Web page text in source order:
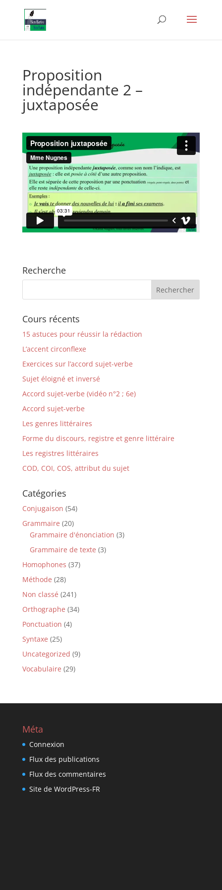
Proposition
indépendante 2 –
juxtaposée
Recherche
Cours récents
15 astuces pour réussir la rédaction
L’accent circonflexe
Exercices sur l’accord sujet-verbe
Sujet éloigné et inversé
Accord sujet-verbe (vidéo n°2 ; 6e)
Accord sujet-verbe
Les genres littéraires
Forme du discours, registre et genre littéraire
Les registres littéraires
COD, COI, COS, attribut du sujet
Catégories
Conjugaison (54)
Grammaire (20)
Grammaire d'énonciation (3)
Grammaire de texte (3)
Homophones (37)
Méthode (28)
Non classé (241)
Orthographe (34)
Ponctuation (4)
Syntaxe (25)
Uncategorized (9)
Vocabulaire (29)
Méta
Connexion
Flux des publications
Flux des commentaires
Site de WordPress-FR